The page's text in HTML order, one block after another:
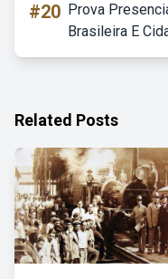
#20 Prova
Brasileira E
Related Posts